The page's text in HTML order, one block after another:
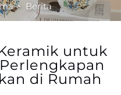
> Berita
untuk
di Rumah